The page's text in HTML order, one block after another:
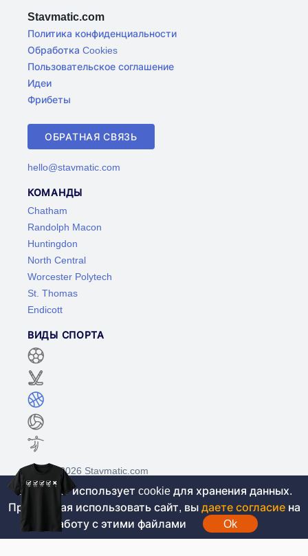
Stavmatic.com
Политика конфиденциальности
Обработка Cookies
Пользовательское соглашение
Идеи
Фрибеты
ОБРАТНАЯ СВЯЗЬ
hello@stavmatic.com
КОМАНДЫ
Chatham
Randolph Macon
Huntingdon
North Central
Worcester Polytech
St. Thomas
Endicott
ВИДЫ СПОРТА
©2017-2026 Stavmatic.com
Для лиц старше 18 лет. На сайте не
проводятся игры на денежные средства, вся
Этот сайт использует cookie для хранения данных.
Продолжая использовать сайт, вы даете согласие на
работу с этими файлами
Ok